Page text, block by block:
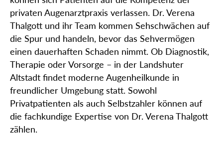
privaten Augenarztpraxis verlassen. Dr. Verena
Thalgott und ihr Team kommen Sehschwächen auf
die Spur und handeln, bevor das Sehvermögen
einen dauerhaften Schaden nimmt. Ob Diagnostik,
Therapie oder Vorsorge – in der Landshuter
Altstadt findet moderne Augenheilkunde in
freundlicher Umgebung statt. Sowohl
Privatpatienten als auch Selbstzahler können auf
die fachkundige Expertise von Dr. Verena Thalgott
zählen.